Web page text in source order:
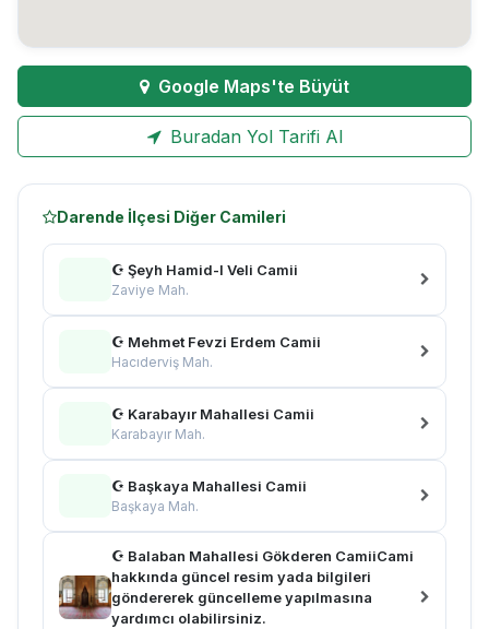
Google Maps'te Büyüt
Buradan Yol Tarifi Al
Darende İlçesi Diğer Camileri
☪ Şeyh Hamid-I Veli Camii
Zaviye Mah.
☪ Mehmet Fevzi Erdem Camii
Hacıderviş Mah.
☪ Karabayır Mahallesi Camii
Karabayır Mah.
☪ Başkaya Mahallesi Camii
Başkaya Mah.
☪ Balaban Mahallesi Gökderen CamiiCami
hakkında güncel resim yada bilgileri
göndererek güncelleme yapılmasına
yardımcı olabilirsiniz.